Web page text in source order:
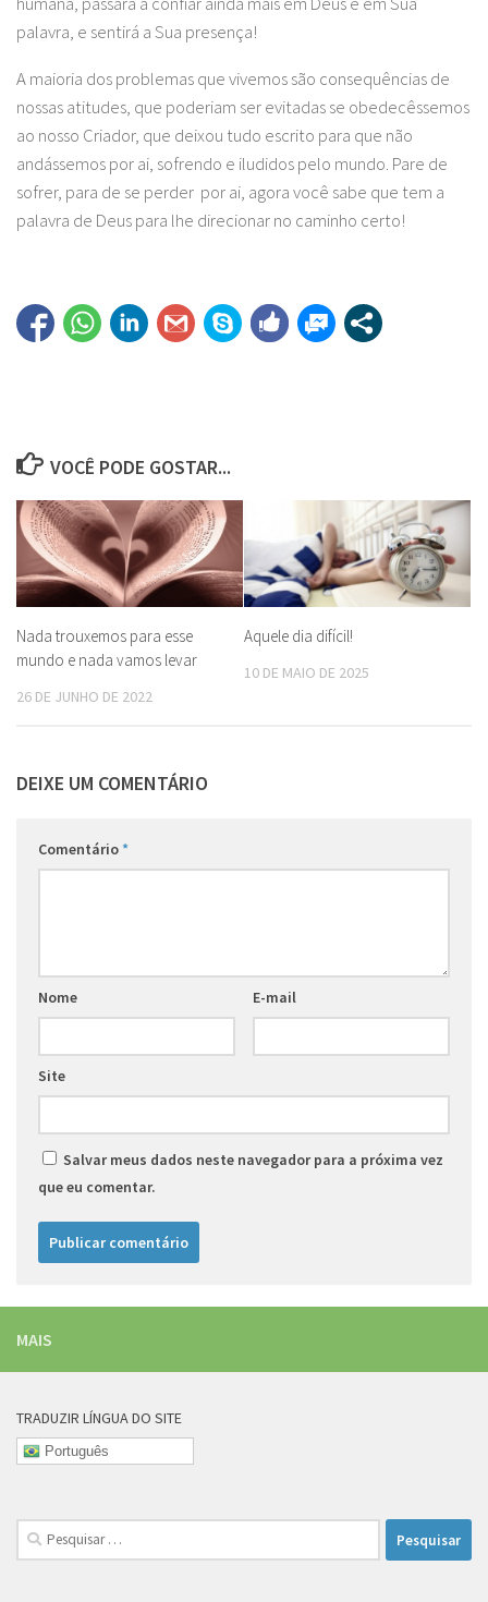
palavra, e sentirá a Sua presença!
A maioria dos problemas que vivemos são consequências de
nossas atitudes, que poderiam ser evitadas se obedecêssemos
ao nosso Criador, que deixou tudo escrito para que não
andássemos por ai, sofrendo e iludidos pelo mundo. Pare de
sofrer, para de se perder por ai, agora você sabe que tem a
palavra de Deus para lhe direcionar no caminho certo!
VOCÊ PODE GOSTAR...
Nada trouxemos para esse
mundo e nada vamos levar
26 DE JUNHO DE 2022
Aquele dia difícil!
10 DE MAIO DE 2025
DEIXE UM COMENTÁRIO
Comentário*
Nome E-mail
Site
Salvar meus dados neste navegador para a próxima vez
que eu comentar.
MAIS
TRADUZIR LÍNGUA DO SITE
Português
Pesquisar
por: